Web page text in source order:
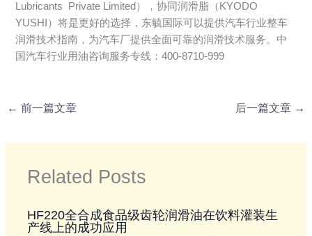
Lubricants Private Limited），协同润滑脂（KYODO
YUSHI）将是更好的选择，东毓国际可以提供汽车行业整车
润滑技术指南，为汽车厂提供全面可靠的润滑技术服务。中
国汽车行业用油咨询服务专线：400-8710-999
← 前一篇文章 后一篇文章 →
Related Posts
HF220全合成食品级齿轮润滑油在饮料灌装生
产线上的成功应用